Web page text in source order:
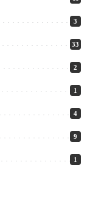
3
33
2
1
4
9
1